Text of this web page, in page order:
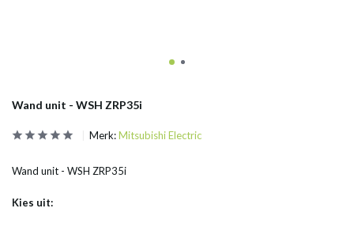
Wand unit - WSH ZRP35i
Merk:Mitsubishi Electric
Wand unit - WSH ZRP35i
Kies uit: